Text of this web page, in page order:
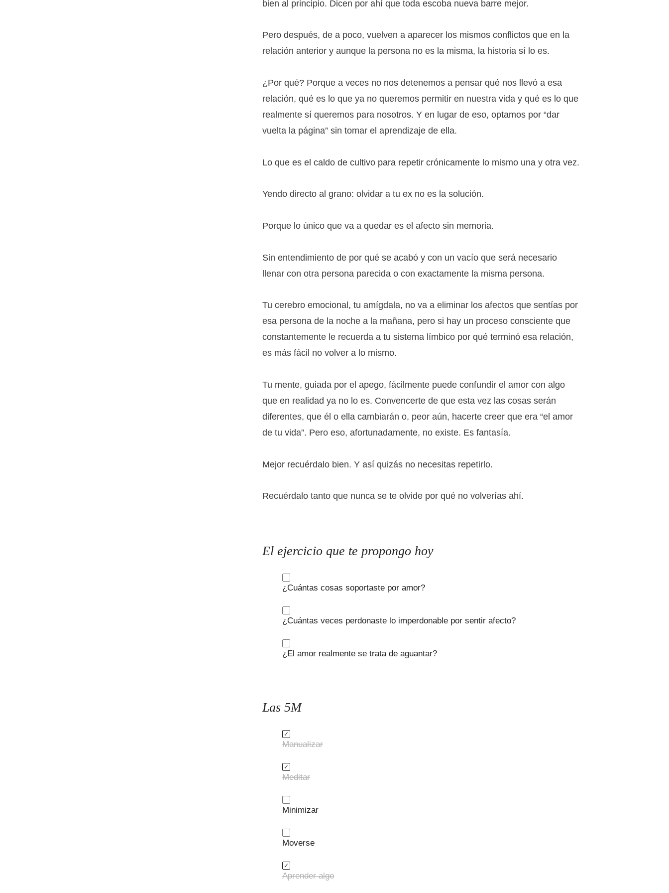
bien al principio. Dicen por ahí que toda escoba nueva barre mejor.
Pero después, de a poco, vuelven a aparecer los mismos conflictos que en la
relación anterior y aunque la persona no es la misma, la historia sí lo es.
¿Por qué? Porque a veces no nos detenemos a pensar qué nos llevó a esa
relación, qué es lo que ya no queremos permitir en nuestra vida y qué es lo que
realmente sí queremos para nosotros. Y en lugar de eso, optamos por “dar
vuelta la página” sin tomar el aprendizaje de ella.
Lo que es el caldo de cultivo para repetir crónicamente lo mismo una y otra vez.
Yendo directo al grano: olvidar a tu ex no es la solución.
Porque lo único que va a quedar es el afecto sin memoria.
Sin entendimiento de por qué se acabó y con un vacío que será necesario
llenar con otra persona parecida o con exactamente la misma persona.
Tu cerebro emocional, tu amígdala, no va a eliminar los afectos que sentías por
esa persona de la noche a la mañana, pero si hay un proceso consciente que
constantemente le recuerda a tu sistema límbico por qué terminó esa relación,
es más fácil no volver a lo mismo.
Tu mente, guiada por el apego, fácilmente puede confundir el amor con algo
que en realidad ya no lo es. Convencerte de que esta vez las cosas serán
diferentes, que él o ella cambiarán o, peor aún, hacerte creer que era “el amor
de tu vida”. Pero eso, afortunadamente, no existe. Es fantasía.
Mejor recuérdalo bien. Y así quizás no necesitas repetirlo.
Recuérdalo tanto que nunca se te olvide por qué no volverías ahí.
El ejercicio que te propongo hoy
¿Cuántas cosas soportaste por amor?
¿Cuántas veces perdonaste lo imperdonable por sentir afecto?
¿El amor realmente se trata de aguantar?
Las 5M
Manualizar
Meditar
Minimizar
Moverse
Aprender algo